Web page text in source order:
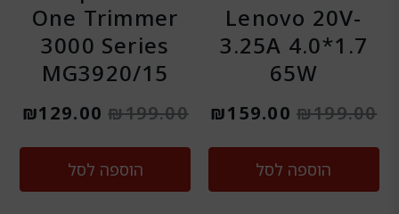
Lenovo 20V-
3.25A 4.0*1.7
65W
₪199.00
₪159.00
הוספה לסל
One Trimmer
3000 Series
MG3920/15
₪199.00
₪129.00
הוספה לסל